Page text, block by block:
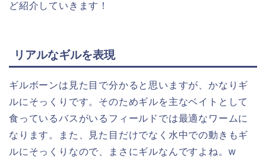
ど紹介していきます！
リアルなギルを表現
ギルボーンは見た目で分かると思いますが、かなりギ
ルにそっくりです。そのためギルを主なベイトとして
食っているバスがいるフィールドでは最適なワームに
なります。また、見た目だけでなく水中での動きもギ
ルにそっくりなので、まさにギルなんですよね。w